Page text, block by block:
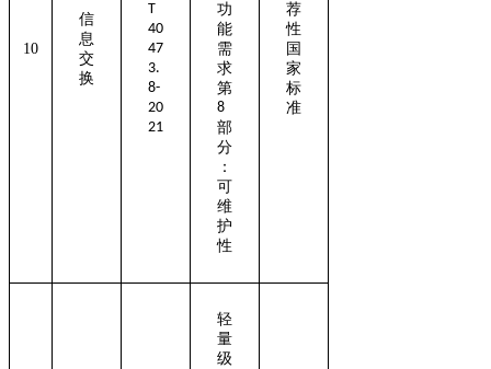
10
信
息
交
换
T
40
47
3.
8-
20
21
功
能
需
求
第
8
部
分
：
可
维
护
性
荐
性
国
家
标
准
轻
量
级